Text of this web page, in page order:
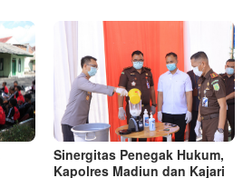
Sinergitas Penegak Hukum,
Kapolres Madiun dan Kajari